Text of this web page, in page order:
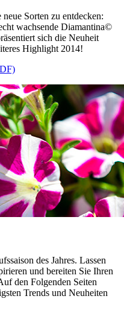
Sorten zu entdecken:
wachsende Diamantina©
sich die Neuheit
Highlight 2014!
des Jahres. Lassen
und bereiten Sie Ihren
den Folgenden Seiten
Trends und Neuheiten